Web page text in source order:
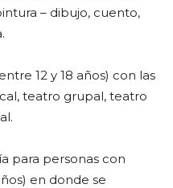
– dibujo, cuento,
12 y 18 años) con las
teatro grupal, teatro
para personas con
en donde se